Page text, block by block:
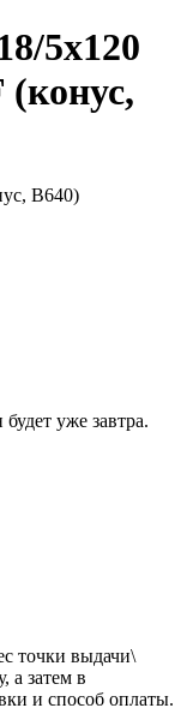
5x120
(конус,
уже завтра.
точки выдачи\
а затем в
и способ оплаты.